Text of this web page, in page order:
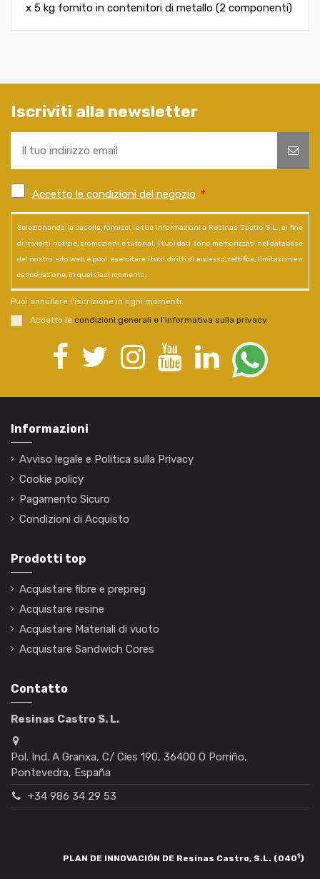
x 5 kg fornito in contenitori di metallo (2 componenti)
Iscriviti alla newsletter
Accetto le condizioni del negozio *
Selezionando la casella, fornisci le tue informazioni a Resinas Castro S.L., al fine
di inviarti notizie, promozioni e tutorial. I tuoi dati sono memorizzati nel database
del nostro sito web e puoi esercitare i tuoi diritti di accesso, rettifica, limitazione o
cancellazione, in qualsiasi momento.
Puoi annullare l'iscrizione in ogni momenti.
Accetto le condizioni generali e l’informativa sulla privacy.
Informazioni
Avviso legale e Politica sulla Privacy
Cookie policy
Pagamento Sicuro
Condizioni di Acquisto
Prodotti top
Acquistare fibre e prepreg
Acquistare resine
Acquistare Materiali di vuoto
Acquistare Sandwich Cores
Contatto
Resinas Castro S. L.
Pol. Ind. A Granxa, C/ Cíes 190, 36400 O Porriño,
Pontevedra, España
+34 986 34 29 53
PLAN DE INNOVACIÓN DE Resinas Castro, S.L. (0401)